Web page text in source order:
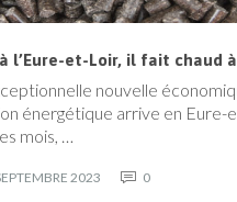
l’Eure-et-Loir, il fait chaud
nouvelle
énergétique arrive en Eure-
mois, …
2023 0